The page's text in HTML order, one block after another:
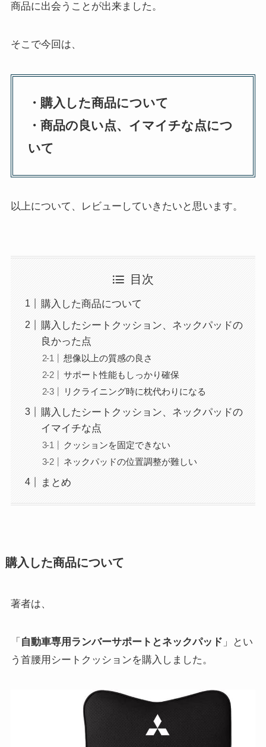
商品に出会うことが出来ました。
そこで今回は、
・購入した商品について
・商品の良い点、イマイチな点につ
いて
以上について、レビューしていきたいと思います。
目次
購入した商品について
購入したシートクッション、ネックパッドの
良かった点
想像以上の質感の良さ
サポート性能もしっかり確保
リクライニング時に枕代わりになる
購入したシートクッション、ネックパッドの
イマイチな点
クッションを固定できない
ネックパッドの位置調整が難しい
まとめ
購入した商品について
著者は、
「 自動車専用ランバーサポートとネックパッド 」とい
う首腰用シートクッションを購入しました。